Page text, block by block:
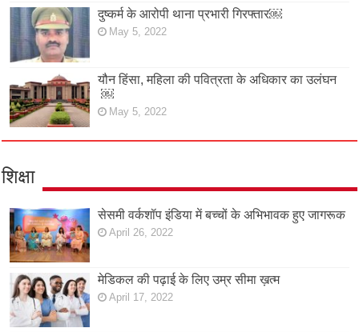
दुष्कर्म के आरोपी थाना प्रभारी गिरफ्तार￼
May 5, 2022
यौन हिंसा, महिला की पवित्रता के अधिकार का उलंघन
￼
May 5, 2022
शिक्षा
सेसमी वर्कशॉप इंडिया में बच्चों के अभिभावक हुए जागरूक
April 26, 2022
मेडिकल की पढ़ाई के लिए उम्र सीमा ख़त्म
April 17, 2022